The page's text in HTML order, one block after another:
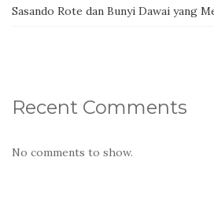
Sasando Rote dan Bunyi Dawai yang
Recent Comments
No comments to show.